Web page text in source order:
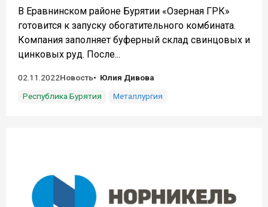
В Еравнинском районе Бурятии «Озерная ГРК»
готовится к запуску обогатительного комбината.
Компания заполняет буферный склад свинцовых и
цинковых руд. После...
02.11.2022Новость
Юлия Дивова
Республика Бурятия
Металлургия